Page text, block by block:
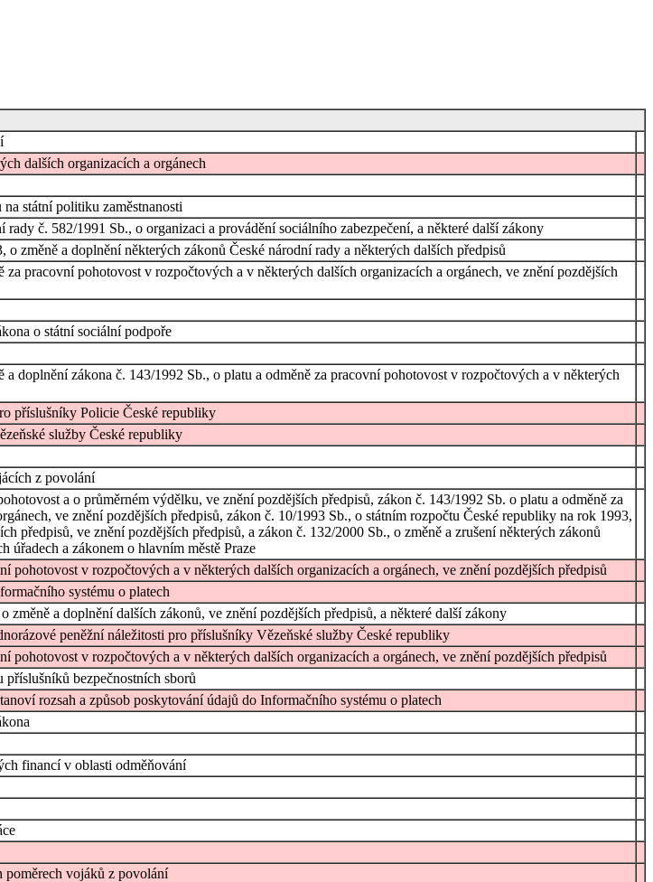
dalších organizacích a orgánech
státní politiku zaměstnanosti
č. 582/1991 Sb., o organizaci a provádění sociálního zabezpečení, a některé další zákony
změně a doplnění některých zákonů České národní rady a některých dalších předpisů
pracovní pohotovost v rozpočtových a v některých dalších organizacích a orgánech, ve znění pozdějších
o státní sociální podpoře
doplnění zákona č. 143/1992 Sb., o platu a odměně za pracovní pohotovost v rozpočtových a v některých
příslušníky Policie České republiky
služby České republiky
z povolání
a o průměrném výdělku, ve znění pozdějších předpisů, zákon č. 143/1992 Sb. o platu a odměně za
ve znění pozdějších předpisů, zákon č. 10/1993 Sb., o státním rozpočtu České republiky na rok 1993,
předpisů, ve znění pozdějších předpisů, a zákon č. 132/2000 Sb., o změně a zrušení některých zákonů
úřadech a zákonem o hlavním městě Praze
pohotovost v rozpočtových a v některých dalších organizacích a orgánech, ve znění pozdějších předpisů
systému o platech
a doplnění dalších zákonů, ve znění pozdějších předpisů, a některé další zákony
peněžní náležitosti pro příslušníky Vězeňské služby České republiky
pohotovost v rozpočtových a v některých dalších organizacích a orgánech, ve znění pozdějších předpisů
bezpečnostních sborů
rozsah a způsob poskytování údajů do Informačního systému o platech
financí v oblasti odměňování
poměrech vojáků z povolání